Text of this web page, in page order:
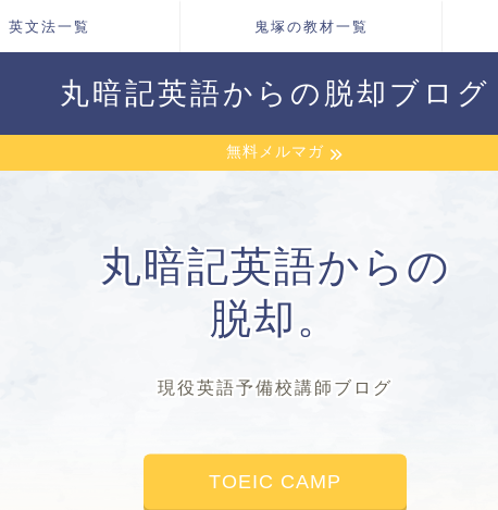
英文法一覧 鬼塚の教材一覧
丸暗記英語からの脱却ブログ
無料メルマガ
丸暗記英語からの
脱却。
現役英語予備校講師ブログ
TOEIC CAMP